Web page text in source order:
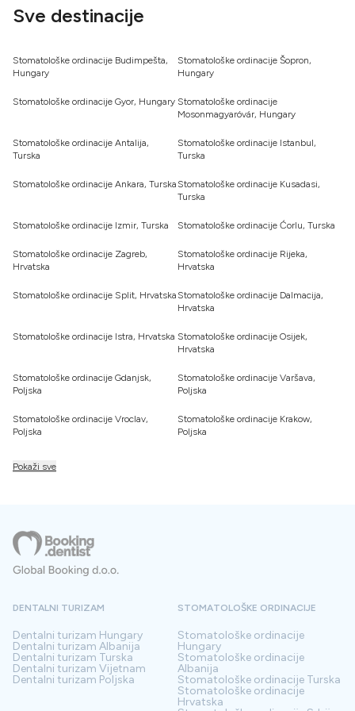
Sve destinacije
Stomatološke ordinacije Budimpešta,
Hungary
Stomatološke ordinacije Šopron,
Hungary
Stomatološke ordinacije Gyor, Hungary Stomatološke ordinacije
Mosonmagyaróvár, Hungary
Stomatološke ordinacije Antalija,
Turska
Stomatološke ordinacije Istanbul,
Turska
Stomatološke ordinacije Ankara, Turska Stomatološke ordinacije Kusadasi,
Turska
Stomatološke ordinacije Izmir, Turska Stomatološke ordinacije Ćorlu, Turska
Stomatološke ordinacije Zagreb,
Hrvatska
Stomatološke ordinacije Rijeka,
Hrvatska
Stomatološke ordinacije Split, Hrvatska Stomatološke ordinacije Dalmacija,
Hrvatska
Stomatološke ordinacije Istra, Hrvatska Stomatološke ordinacije Osijek,
Hrvatska
Stomatološke ordinacije Gdanjsk,
Poljska
Stomatološke ordinacije Varšava,
Poljska
Stomatološke ordinacije Vroclav,
Poljska
Stomatološke ordinacije Krakow,
Poljska
Pokaži sve
DENTALNI TURIZAM
Dentalni turizam Hungary
Dentalni turizam Albanija
Dentalni turizam Turska
Dentalni turizam Vijetnam
Dentalni turizam Poljska
STOMATOLOŠKE ORDINACIJE
Stomatološke ordinacije
Hungary
Stomatološke ordinacije
Albanija
Stomatološke ordinacije Turska
Stomatološke ordinacije
Hrvatska